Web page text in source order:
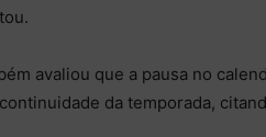
avaliou que a pausa no
da temporada,